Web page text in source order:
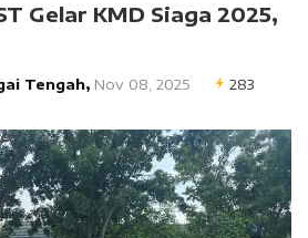
Gelar KMD Siaga 2025,
Tengah, Nov 08, 2025 283